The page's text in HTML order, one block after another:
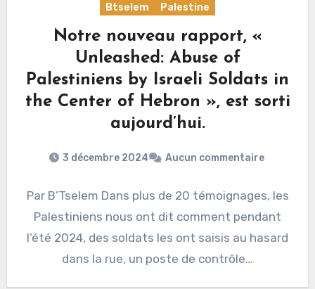
Btselem Palestine
Notre nouveau rapport, «
Unleashed: Abuse of
Palestiniens by Israeli Soldats in
the Center of Hebron », est sorti
aujourd’hui.
3 décembre 2024 Aucun commentaire
Par B’Tselem Dans plus de 20 témoignages, les
Palestiniens nous ont dit comment pendant
l’été 2024, des soldats les ont saisis au hasard
dans la rue, un poste de contrôle…